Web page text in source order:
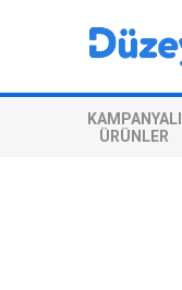
KAMPANYALI
ÜRÜNLER